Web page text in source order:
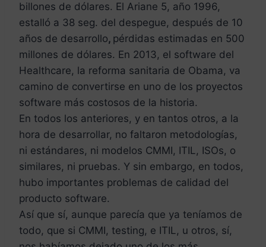
billones de dólares. El Ariane 5, año 1996,
estalló a 38 seg. del despegue, después de 10
años de desarrollo, pérdidas estimadas en 500
millones de dólares. En 2013, el software del
Healthcare, la reforma sanitaria de Obama, va
camino de convertirse en uno de los proyectos
software más costosos de la historia.
En todos los anteriores, y en tantos otros, a la
hora de desarrollar, no faltaron metodologías,
ni estándares, ni modelos CMMI, ITIL, ISOs, o
similares, ni pruebas. Y sin embargo, en todos,
hubo importantes problemas de calidad del
producto software.
Así que sí, aunque parecía que ya teníamos de
todo, que si CMMI, testing, e ITIL, u otros, sí,